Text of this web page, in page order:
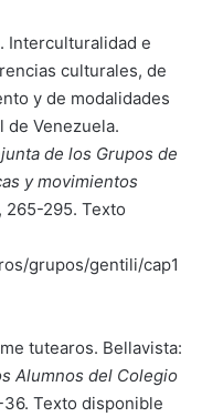
Interculturalidad e
culturales, de
y de modalidades
de Venezuela.
de los Grupos de
y movimientos
265-295. Texto
grupos/gentili/cap1
tutearos. Bellavista:
Alumnos del Colegio
36. Texto disponible